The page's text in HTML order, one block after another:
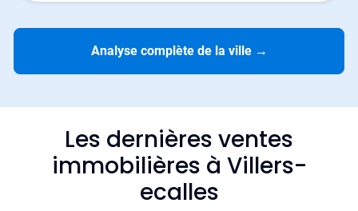
Analyse complète de la ville →
Les dernières ventes
immobilières à Villers-
ecalles